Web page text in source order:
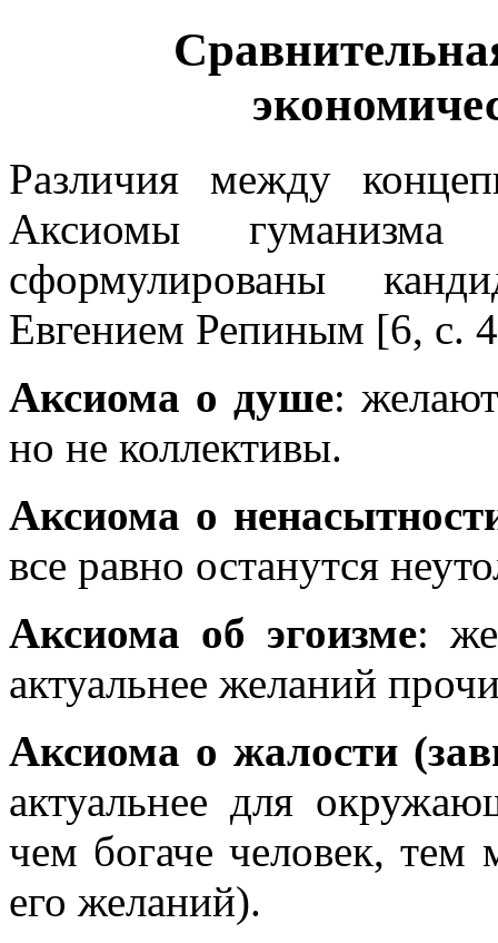
Различия между
Аксиомы гуманизма
сформулированы
Евгением Репиным [6, с.
Аксиома о душе:
но не коллективы.
Аксиома о
все равно останутся
Аксиома об эгоизме:
актуальнее желаний
Аксиома о жалости
актуальнее для
чем богаче человек,
его желаний).